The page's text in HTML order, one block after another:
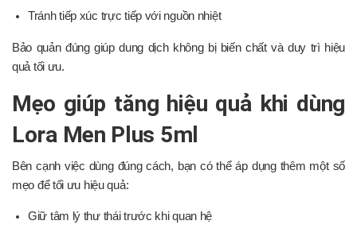
Tránh tiếp xúc trực tiếp với nguồn nhiệt
Bảo quản đúng giúp dung dịch không bị biến chất và duy trì hiệu
quả tối ưu.
Mẹo giúp tăng hiệu quả khi dùng
Lora Men Plus 5ml
Bên cạnh việc dùng đúng cách, bạn có thể áp dụng thêm một số
mẹo để tối ưu hiệu quả:
Giữ tâm lý thư thái trước khi quan hệ